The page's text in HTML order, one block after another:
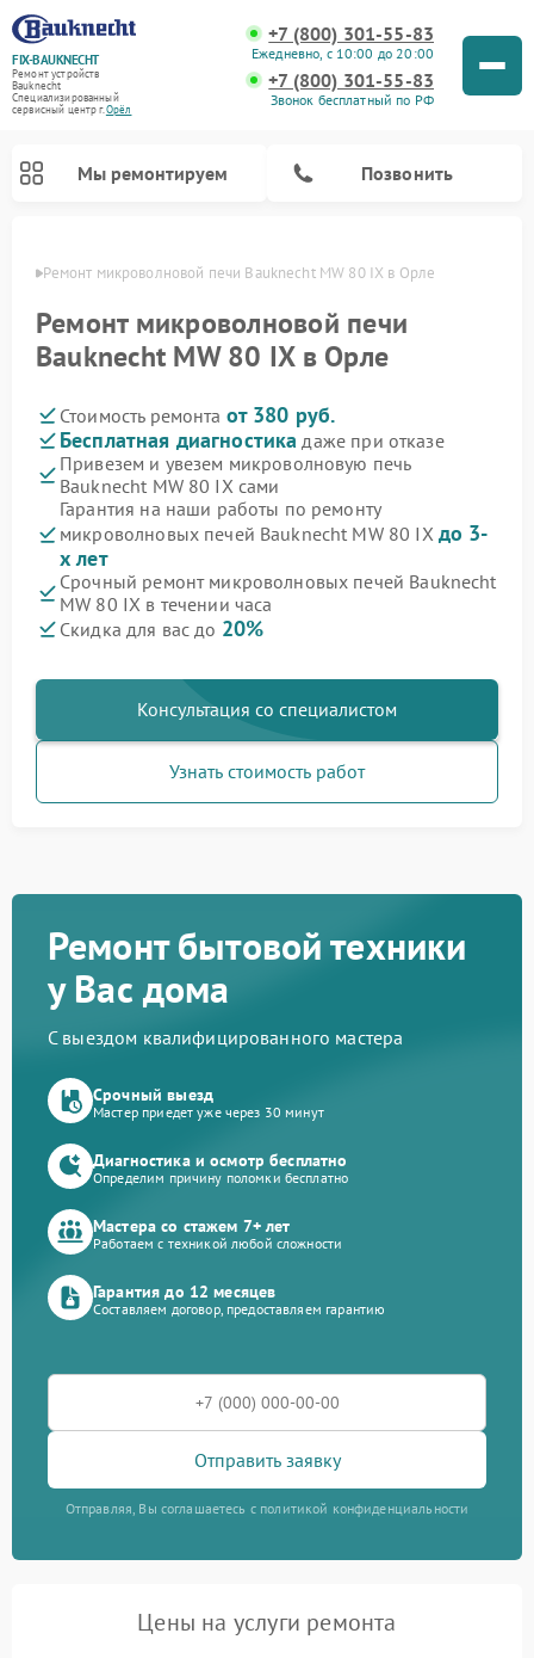
FIX-BAUKNECHT
Ремонт устройств
Bauknecht
Специализированный
cервисный центр г.Орёл
+7 (800) 301-55-83
Ежедневно, с 10:00 до 20:00
+7 (800) 301-55-83
Звонок бесплатный по РФ
Мы ремонтируем Позвонить
Ремонт микроволновой печи Bauknecht MW 80 IX в Орле
Ремонт микроволновой печи
Bauknecht MW 80 IX в Орле
Стоимость ремонта от 380 руб.
Бесплатная диагностика даже при отказе
Привезем и увезем микроволновую печь
Bauknecht MW 80 IX сами
Гарантия на наши работы по ремонту
микроволновых печей Bauknecht MW 80 IX до 3-
х лет
Срочный ремонт микроволновых печей Bauknecht
MW 80 IX в течении часа
Скидка для вас до 20%
Консультация со специалистом
Узнать стоимость работ
Ремонт бытовой техники
у Вас дома
С выездом квалифицированного мастера
Срочный выезд
Мастер приедет уже через 30 минут
Диагностика и осмотр бесплатно
Определим причину поломки бесплатно
Мастера со стажем 7+ лет
Работаем с техникой любой сложности
Гарантия до 12 месяцев
Составляем договор, предоставляем гарантию
Отправить заявку
Отправляя, Вы соглашаетесь с политикой конфиденциальности
Цены на услуги ремонта